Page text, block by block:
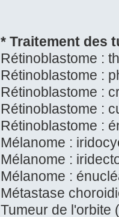
* Traitement des
Rétinoblastome :
Rétinoblastome :
Rétinoblastome :
Rétinoblastome :
Rétinoblastome :
Mélanome :
Mélanome :
Mélanome :
Métastase
Tumeur de l'orbite